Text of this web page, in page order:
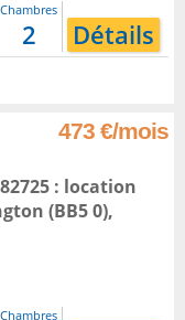
Chambres
2 Détails
473 €/mois
: location
(BB5 0),
Chambres